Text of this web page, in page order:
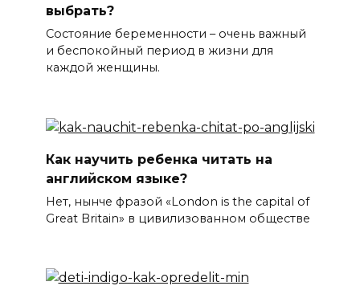
выбрать?
Состояние беременности – очень важный
и беспокойный период в жизни для
каждой женщины.
Как научить ребенка читать на
английском языке?
Нет, нынче фразой «London is the capital of
Great Britain» в цивилизованном обществе